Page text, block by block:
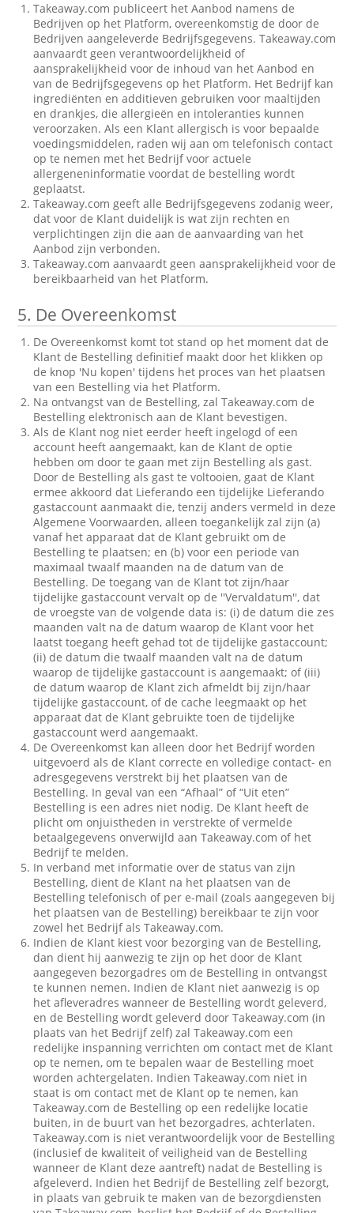
Takeaway.com publiceert het Aanbod namens de
Bedrijven op het Platform, overeenkomstig de door de
Bedrijven aangeleverde Bedrijfsgegevens. Takeaway.com
aanvaardt geen verantwoordelijkheid of
aansprakelijkheid voor de inhoud van het Aanbod en
van de Bedrijfsgegevens op het Platform. Het Bedrijf kan
ingrediënten en additieven gebruiken voor maaltijden
en drankjes, die allergieën en intoleranties kunnen
veroorzaken. Als een Klant allergisch is voor bepaalde
voedingsmiddelen, raden wij aan om telefonisch contact
op te nemen met het Bedrijf voor actuele
allergeneninformatie voordat de bestelling wordt
geplaatst.
Takeaway.com geeft alle Bedrijfsgegevens zodanig weer,
dat voor de Klant duidelijk is wat zijn rechten en
verplichtingen zijn die aan de aanvaarding van het
Aanbod zijn verbonden.
Takeaway.com aanvaardt geen aansprakelijkheid voor de
bereikbaarheid van het Platform.
5. De Overeenkomst
De Overeenkomst komt tot stand op het moment dat de
Klant de Bestelling definitief maakt door het klikken op
de knop 'Nu kopen' tijdens het proces van het plaatsen
van een Bestelling via het Platform.
Na ontvangst van de Bestelling, zal Takeaway.com de
Bestelling elektronisch aan de Klant bevestigen.
Als de Klant nog niet eerder heeft ingelogd of een
account heeft aangemaakt, kan de Klant de optie
hebben om door te gaan met zijn Bestelling als gast.
Door de Bestelling als gast te voltooien, gaat de Klant
ermee akkoord dat Lieferando een tijdelijke Lieferando
gastaccount aanmaakt die, tenzij anders vermeld in deze
Algemene Voorwaarden, alleen toegankelijk zal zijn (a)
vanaf het apparaat dat de Klant gebruikt om de
Bestelling te plaatsen; en (b) voor een periode van
maximaal twaalf maanden na de datum van de
Bestelling. De toegang van de Klant tot zijn/haar
tijdelijke gastaccount vervalt op de ''Vervaldatum'', dat
de vroegste van de volgende data is: (i) de datum die zes
maanden valt na de datum waarop de Klant voor het
laatst toegang heeft gehad tot de tijdelijke gastaccount;
(ii) de datum die twaalf maanden valt na de datum
waarop de tijdelijke gastaccount is aangemaakt; of (iii)
de datum waarop de Klant zich afmeldt bij zijn/haar
tijdelijke gastaccount, of de cache leegmaakt op het
apparaat dat de Klant gebruikte toen de tijdelijke
gastaccount werd aangemaakt.
De Overeenkomst kan alleen door het Bedrijf worden
uitgevoerd als de Klant correcte en volledige contact- en
adresgegevens verstrekt bij het plaatsen van de
Bestelling. In geval van een “Afhaal” of “Uit eten”
Bestelling is een adres niet nodig. De Klant heeft de
plicht om onjuistheden in verstrekte of vermelde
betaalgegevens onverwijld aan Takeaway.com of het
Bedrijf te melden.
In verband met informatie over de status van zijn
Bestelling, dient de Klant na het plaatsen van de
Bestelling telefonisch of per e-mail (zoals aangegeven bij
het plaatsen van de Bestelling) bereikbaar te zijn voor
zowel het Bedrijf als Takeaway.com.
Indien de Klant kiest voor bezorging van de Bestelling,
dan dient hij aanwezig te zijn op het door de Klant
aangegeven bezorgadres om de Bestelling in ontvangst
te kunnen nemen. Indien de Klant niet aanwezig is op
het afleveradres wanneer de Bestelling wordt geleverd,
en de Bestelling wordt geleverd door Takeaway.com (in
plaats van het Bedrijf zelf) zal Takeaway.com een
redelijke inspanning verrichten om contact met de Klant
op te nemen, om te bepalen waar de Bestelling moet
worden achtergelaten. Indien Takeaway.com niet in
staat is om contact met de Klant op te nemen, kan
Takeaway.com de Bestelling op een redelijke locatie
buiten, in de buurt van het bezorgadres, achterlaten.
Takeaway.com is niet verantwoordelijk voor de Bestelling
(inclusief de kwaliteit of veiligheid van de Bestelling
wanneer de Klant deze aantreft) nadat de Bestelling is
afgeleverd. Indien het Bedrijf de Bestelling zelf bezorgt,
in plaats van gebruik te maken van de bezorgdiensten